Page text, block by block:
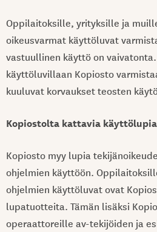
Oppilaitoksille, yrityksille ja
oikeusvarmat käyttöluvat
vastuullinen käyttö on
käyttöluvillaan Kopiosto
kuuluvat korvaukset teosten
Kopiostolta kattavia käyttölupia
Kopiosto myy lupia
ohjelmien käyttöön.
ohjelmien käyttöluvat ovat
lupatuotteita. Tämän lisäksi
operaattoreille av-tekijöiden ja